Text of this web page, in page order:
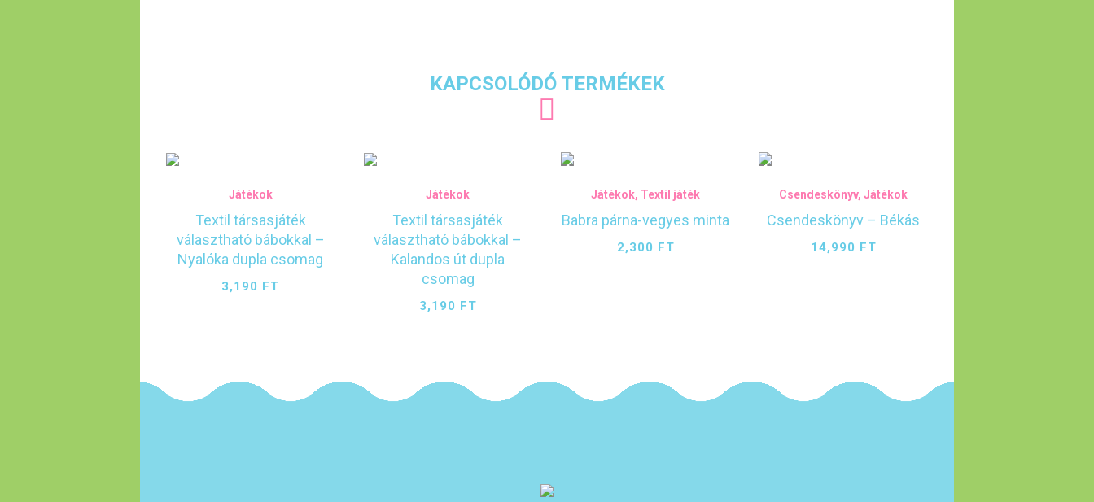
KAPCSOLÓDÓ TERMÉKEK
Játékok
Textil társasjáték
választható bábokkal –
Nyalóka dupla csomag
3,190 FT
Játékok
Textil társasjáték
választható bábokkal –
Kalandos út dupla
csomag
3,190 FT
Játékok, Textil játék
Babra párna-vegyes minta
2,300 FT
Csendeskönyv,Játékok
Csendeskönyv – Békás
14,990 FT